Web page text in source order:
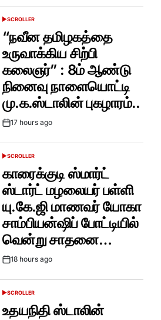
POSTED
SCROLLER
“நவீன தமிழகத்தை
உருவாக்கிய சிற்பி
கலைஞர்” : 8ம் ஆண்டு
நினைவு நாளையொட்டி
மு.க.ஸ்டாலின் புகழாரம்..
Post17 hours ago
POSTED
SCROLLER
காரைக்குடி ஸ்மார்ட்
ஸ்டார்ட் மழலையர் பள்ளி
யு.கே.ஜி மாணவர் யோகா
சாம்பியன்ஷிப் போட்டியில்
வென்று சாதனை…
Post18 hours ago
POSTED
SCROLLER
உதயநிதி ஸ்டாலின்